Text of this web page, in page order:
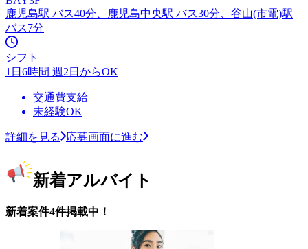
鹿児島駅 バス40分、鹿児島中央駅 バス30分、谷山(市電)駅
バス7分
シフト
1日6時間 週2日からOK
交通費支給
未経験OK
詳細を見る 応募画面に進む
新着アルバイト
新着案件4件掲載中！